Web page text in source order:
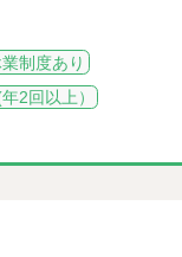
制度あり
2回以上）